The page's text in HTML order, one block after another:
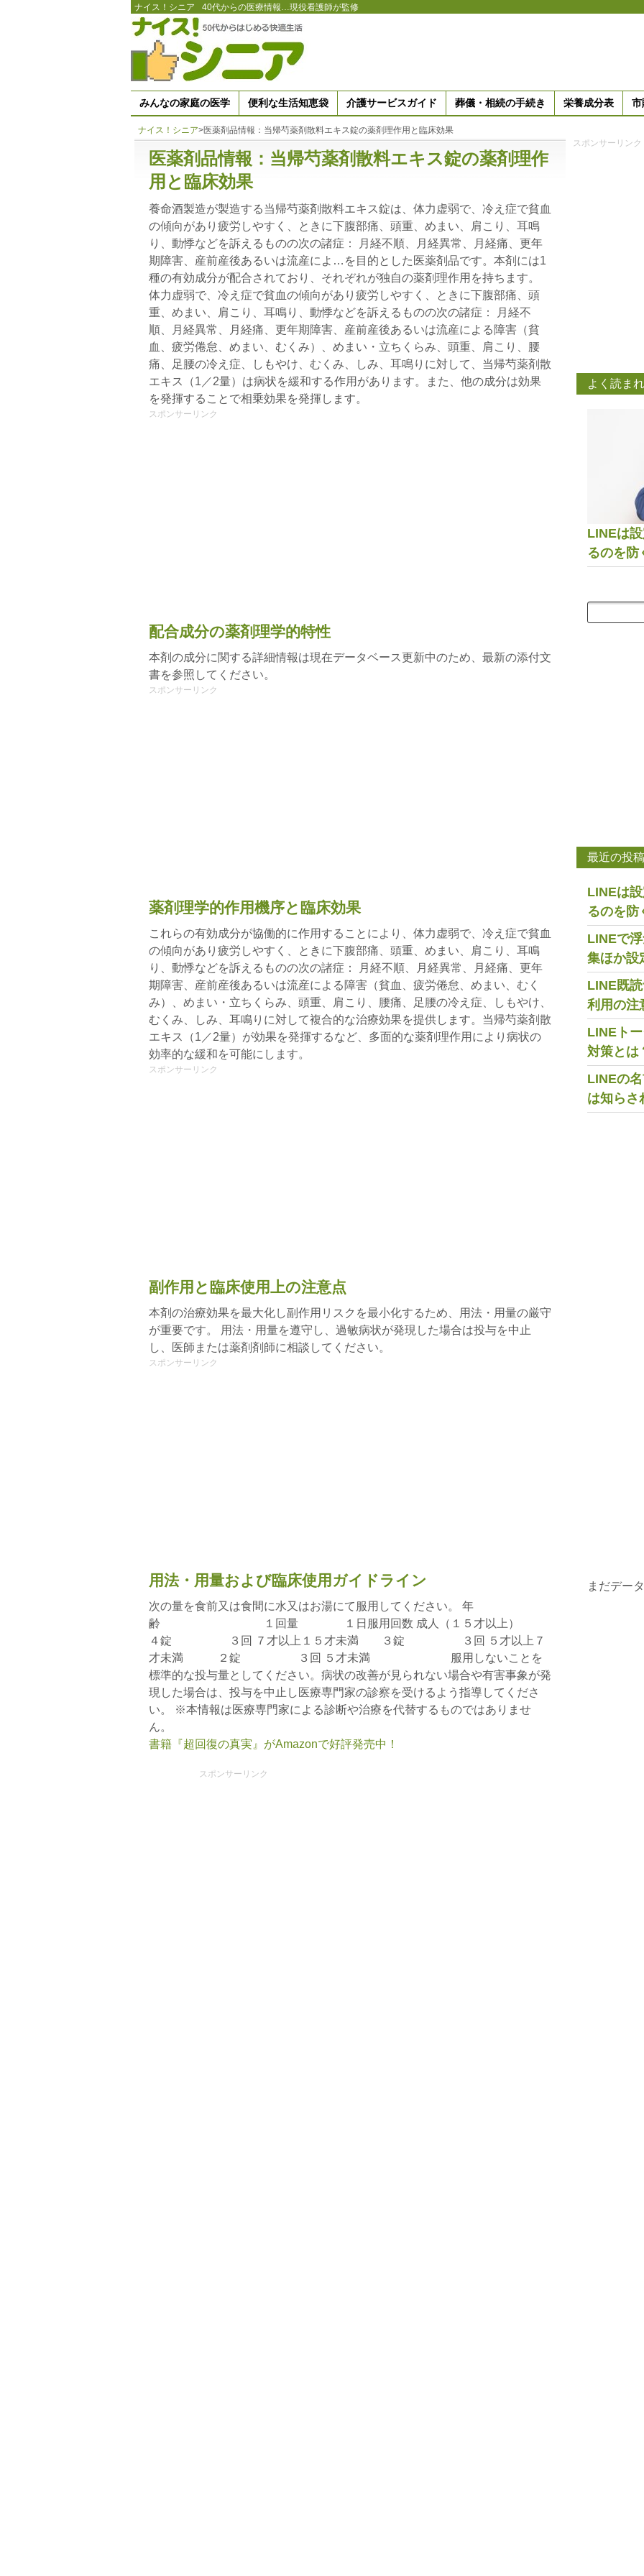
ナイス！シニア 40代からの医療情報…現役看護師が監修
みんなの家庭の医学 便利な生活知恵袋 介護サービスガイド 葬儀・相続の手続き 栄養成分表 市
ナイス！シニア>医薬剤品情報：当帰芍薬剤散料エキス錠の薬剤理作用と臨床効果
医薬剤品情報：当帰芍薬剤散料エキス錠の薬剤理作
用と臨床効果
養命酒製造が製造する当帰芍薬剤散料エキス錠は、体力虚弱で、冷え症で貧血
の傾向があり疲労しやすく、ときに下腹部痛、頭重、めまい、肩こり、耳鳴
り、動悸などを訴えるものの次の諸症： 月経不順、月経異常、月経痛、更年
期障害、産前産後あるいは流産によ…を目的とした医薬剤品です。本剤には1
種の有効成分が配合されており、それぞれが独自の薬剤理作用を持ちます。
体力虚弱で、冷え症で貧血の傾向があり疲労しやすく、ときに下腹部痛、頭
重、めまい、肩こり、耳鳴り、動悸などを訴えるものの次の諸症： 月経不
順、月経異常、月経痛、更年期障害、産前産後あるいは流産による障害（貧
血、疲労倦怠、めまい、むくみ）、めまい・立ちくらみ、頭重、肩こり、腰
痛、足腰の冷え症、しもやけ、むくみ、しみ、耳鳴りに対して、当帰芍薬剤散
エキス（1／2量）は病状を緩和する作用があります。また、他の成分は効果
を発揮することで相乗効果を発揮します。
スポンサーリンク
配合成分の薬剤理学的特性
本剤の成分に関する詳細情報は現在データベース更新中のため、最新の添付文
書を参照してください。
スポンサーリンク
薬剤理学的作用機序と臨床効果
これらの有効成分が協働的に作用することにより、体力虚弱で、冷え症で貧血
の傾向があり疲労しやすく、ときに下腹部痛、頭重、めまい、肩こり、耳鳴
り、動悸などを訴えるものの次の諸症： 月経不順、月経異常、月経痛、更年
期障害、産前産後あるいは流産による障害（貧血、疲労倦怠、めまい、むく
み）、めまい・立ちくらみ、頭重、肩こり、腰痛、足腰の冷え症、しもやけ、
むくみ、しみ、耳鳴りに対して複合的な治療効果を提供します。当帰芍薬剤散
エキス（1／2量）が効果を発揮するなど、多面的な薬剤理作用により病状の
効率的な緩和を可能にします。
スポンサーリンク
副作用と臨床使用上の注意点
本剤の治療効果を最大化し副作用リスクを最小化するため、用法・用量の厳守
が重要です。 用法・用量を遵守し、過敏病状が発現した場合は投与を中止
し、医師または薬剤剤師に相談してください。
スポンサーリンク
用法・用量および臨床使用ガイドライン
次の量を食前又は食間に水又はお湯にて服用してください。 年
齢 １回量 １日服用回数 成人（１５才以上）
４錠 ３回 ７才以上１５才未満 ３錠 ３回 ５才以上７
才未満 ２錠 ３回 ５才未満 服用しないことを
標準的な投与量としてください。病状の改善が見られない場合や有害事象が発
現した場合は、投与を中止し医療専門家の診察を受けるよう指導してくださ
い。 ※本情報は医療専門家による診断や治療を代替するものではありませ
ん。
書籍『超回復の真実』がAmazonで好評発売中！
スポンサーリンク
スポンサーリンク
よく読ま
LINEは
るのを防
最近の投稿
LINEは
るのを防
LINEで
集ほか設
LINE既
利用の注
LINEト
対策とは
LINEの
は知らさ
まだデー